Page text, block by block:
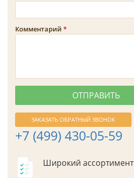
Комментарий
ЗАКАЗАТЬ ОБРАТНЫЙ ЗВОНОК
+7 (499) 430-05-59
Широкий ассортимент